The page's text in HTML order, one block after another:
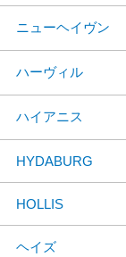
ニューヘイヴン
ハーヴィル
ハイアニス
HYDABURG
HOLLIS
ヘイズ